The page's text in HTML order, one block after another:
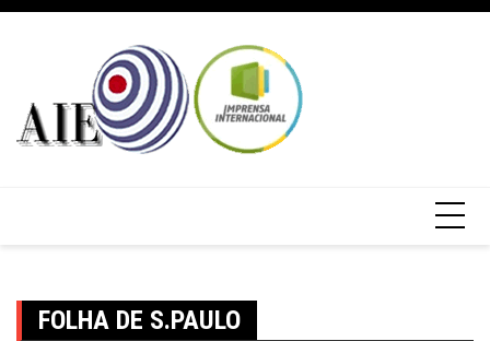
FOLHA DE S.PAULO